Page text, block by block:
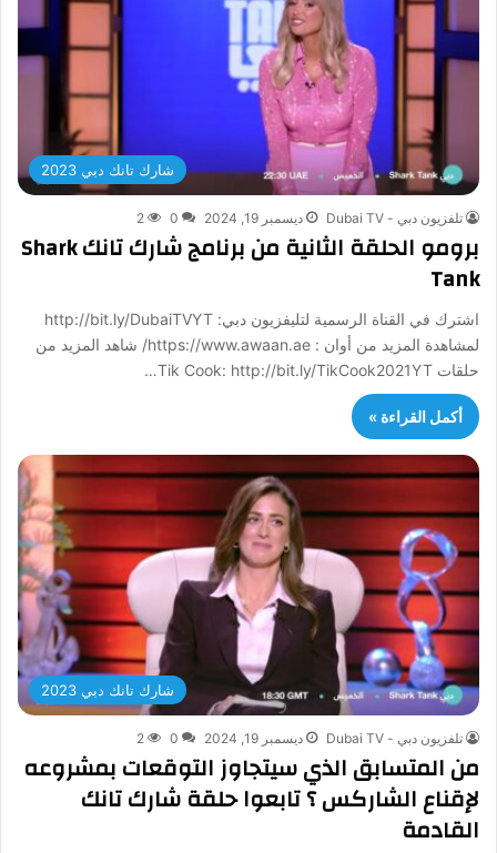
شارك تانك دبي 2023
تلفزيون دبي - Dubai TV ديسمبر 19, 2024 0
2
برومو الحلقة الثانية من برنامج شارك تانك Shark
Tank
اشترك في القناة الرسمية لتليفزيون دبي: http://bit.ly/DubaiTVYT
لمشاهدة المزيد من أوان : https://www.awaan.ae/ شاهد المزيد من
حلقات Tik Cook: http://bit.ly/TikCook2021YT…
أكمل القراءة »
شارك تانك دبي 2023
تلفزيون دبي - Dubai TV ديسمبر 19, 2024 0
2
من المتسابق الذي سيتجاوز التوقعات بمشروعه
لإقناع الشاركس ؟ تابعوا حلقة شارك تانك
القادمة